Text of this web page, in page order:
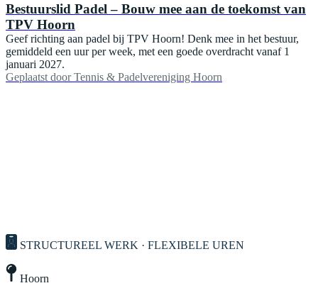
Bestuurslid Padel – Bouw mee aan de toekomst van
TPV Hoorn
Geef richting aan padel bij TPV Hoorn! Denk mee in het bestuur,
gemiddeld een uur per week, met een goede overdracht vanaf 1
januari 2027.
Geplaatst door Tennis & Padelvereniging Hoorn
STRUCTUREEL WERK · FLEXIBELE UREN
Hoorn